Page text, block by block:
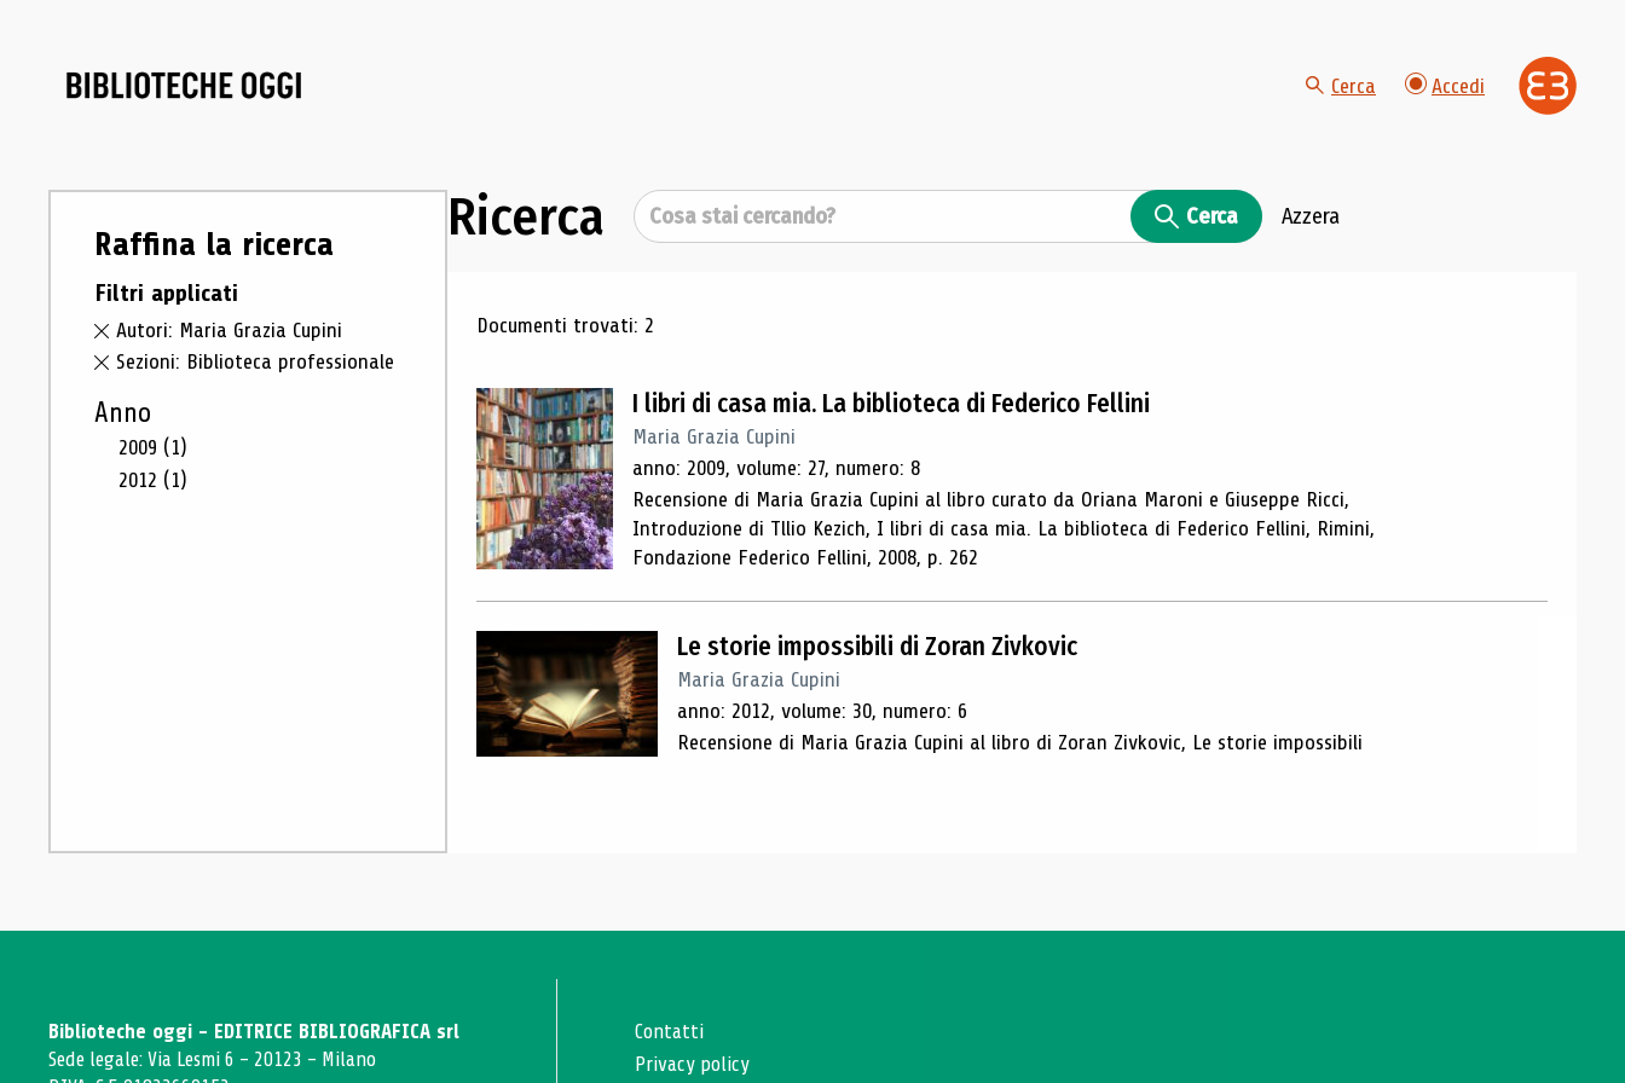
Cerca Accedi
Raffina la ricerca
Filtri applicati
Autori: Maria Grazia Cupini
Sezioni: Biblioteca professionale
Anno
2009 (1)
2012 (1)
Ricerca Cerca Cerca Azzera
Risultati di ricerca
Documenti trovati: 2
I libri di casa mia. La biblioteca di Federico Fellini
Maria Grazia Cupini
anno: 2009, volume: 27, numero: 8
Recensione di Maria Grazia Cupini al libro curato da Oriana Maroni e Giuseppe Ricci,
Introduzione di Tllio Kezich, I libri di casa mia. La biblioteca di Federico Fellini, Rimini,
Fondazione Federico Fellini, 2008, p. 262
Le storie impossibili di Zoran Zivkovic
Maria Grazia Cupini
anno: 2012, volume: 30, numero: 6
Recensione di Maria Grazia Cupini al libro di Zoran Zivkovic, Le storie impossibili
Biblioteche oggi - EDITRICE BIBLIOGRAFICA srl
Sede legale: Via Lesmi 6 - 20123 - Milano
Contatti
Privacy policy